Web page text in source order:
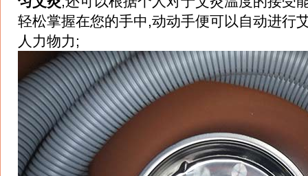
轻松掌握在您的手中,动动手便可以自动进行
人力物力;